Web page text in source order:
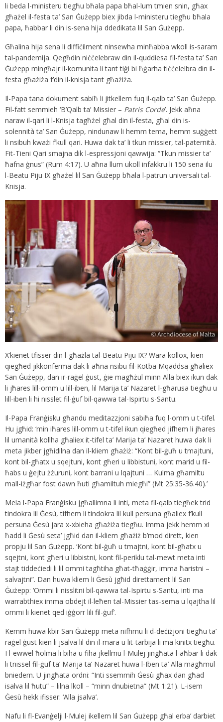
li beda l-ministeru tiegħu bħala papa bħal-lum tmien snin, għax
għażel il-festa ta’ San Ġużepp biex jibda l-ministeru tiegħu bħala
papa, ħabbar li din is-sena hija ddedikata lil San Ġużepp.
Għalina hija sena li diffiċilment ninsewha minħabba wkoll is-saram
tal-pandemija. Qegħdin niċċelebraw din il-quddiesa fil-festa ta’ San
Ġużepp mingħajr il-komunita li tant tiġi bi ħġarha tiċċelelbra din il-
festa għażiża f’din il-knisja tant għażiża.
Il-Papa tana dokument sabiħ li jitkellem fuq il-qalb ta’ San Ġużepp.
Fil-fatt semmieh ‘B’Qalb ta’ Missier – Patris Corde’. Jekk aħna
naraw il-qari li l-Knisja tagħżel għal din il-festa, għal din is-
solennità ta’ San Ġużepp, nindunaw li hemm tema, hemm suġġett
li nsibuh kważi f’kull qari. Huwa dak ta’ li tkun missier, tal-paternità.
Fit-Tieni Qari smajna dik l-espressjoni qawwija: “Tkun missier ta’
ħafna ġnus” (Rum 4:17). U aħna llum ukoll infakkru li 150 sena ilu
l-Beatu Piju IX għażel lil San Ġużepp bħala l-patrun universali tal-
Knisja.
X’kienet tfisser din l-għażla tal-Beatu Piju IX? Wara kollox, kien
qiegħed jikkonferma dak li aħna nsibu fil-Kotba Mqaddsa għaliex
San Ġużepp, dan ir-raġel ġust, ġie magħżul minn Alla biex ikun dak
li jħares lill-omm u lill-iben, lil Marija ta’ Nazaret l-għarusa tiegħu u
lill-iben li hi nisslet fil-ġuf bil-qawwa tal-Ispirtu s-Santu.
Il-Papa Franġisku għandu meditazzjoni sabiħa fuq l-omm u t-tifel.
Hu jgħid: ‘min iħares lill-omm u t-tifel ikun qiegħed jifhem li jħares
lil umanità kollha għaliex it-tifel ta’ Marija ta’ Nazaret huwa dak li
meta jikber jgħidilna dan il-kliem għażiż: “Kont bil-ġuħ u tmajtuni,
kont bil-għatx u sqejtuni, kont għeri u libbistuni, kont marid u fil-
ħabs u ġejtu żżuruni, kont barrani u lqajtuni … Kulma għamiltu
mall-iżgħar fost dawn ħuti għamiltuh miegħi” (Mt 25:35-36.40).’
Mela l-Papa Franġisku jgħallimna li inti, meta fil-qalb tiegħek trid
tindokra lil Ġesù, tifhem li tindokra lil kull persuna għaliex f’kull
persuna Ġesù jara x-xbieha għażiża tiegħu. Imma jekk hemm xi
ħadd li Ġesù seta’ jgħid dan il-kliem għażiż b’mod dirett, kien
propju lil San Ġużepp. ‘Kont bil-ġuħ u tmajtni, kont bil-għatx u
sqejtni, kont għeri u libbistni, kont fil-periklu tal-mewt meta inti
stajt tiddeċiedi li lil ommi tagħtiha għat-tħaġġir, imma ħaristni –
salvajtni”. Dan huwa kliem li Ġesù jgħid direttament lil San
Ġużepp: ‘Ommi li nisslitni bil-qawwa tal-Ispirtu s-Santu, inti ma
warrabthiex imma obdejt il-leħen tal-Missier tas-sema u lqajtha lil
ommi li kienet qed iġġorr lili fil-ġuf’.
Kemm huwa kbir San Ġużepp meta nifhmu li d-deċiżjoni tiegħu ta’
raġel ġust kien li jsalva lil din il-mara u lit-tarbija li ma kinitx tiegħu.
Fl-ewwel ħolma li biha u fiha jkellmu l-Mulej jingħata l-aħbar li dak
li tnissel fil-ġuf ta’ Marija ta’ Nazaret huwa l-Iben ta’ Alla magħmul
bniedem. U jingħata ordni: “Inti ssemmih Ġesù għax dan għad
isalva lil ħutu” – lilna lkoll – “minn dnubietna” (Mt 1:21). L-isem
Ġesù hekk ifisser: ‘Alla jsalva’.
Nafu li fl-Evanġelji l-Mulej ikellem lil San Ġużepp għal erba’ darbiet